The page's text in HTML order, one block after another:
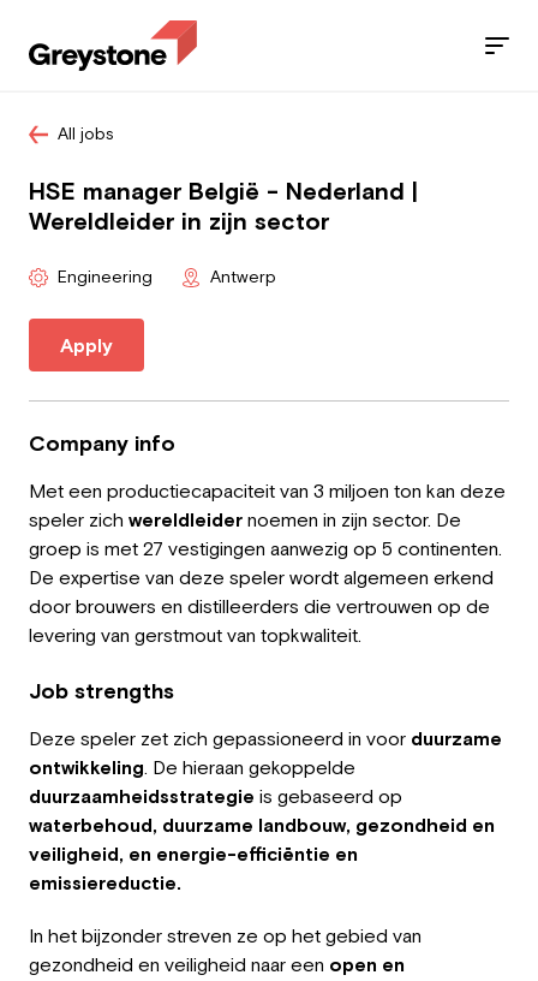
Employee
Employer
Working at Greystone
EN
Jobs
Services
Sectors
Blog
All jobs
HSE manager België - Nederland |
Wereldleider in zijn sector
Engineering Antwerp
Apply
Company info
Met een productiecapaciteit van 3 miljoen ton kan deze
speler zich wereldleider noemen in zijn sector. De
groep is met 27 vestigingen aanwezig op 5 continenten.
De expertise van deze speler wordt algemeen erkend
door brouwers en distilleerders die vertrouwen op de
levering van gerstmout van topkwaliteit.
Job strengths
Deze speler zet zich gepassioneerd in voor duurzame
ontwikkeling. De hieraan gekoppelde
duurzaamheidsstrategie is gebaseerd op
waterbehoud, duurzame landbouw, gezondheid en
veiligheid, en energie-efficiëntie en
emissiereductie.
In het bijzonder streven ze op het gebied van
gezondheid en veiligheid naar een open en